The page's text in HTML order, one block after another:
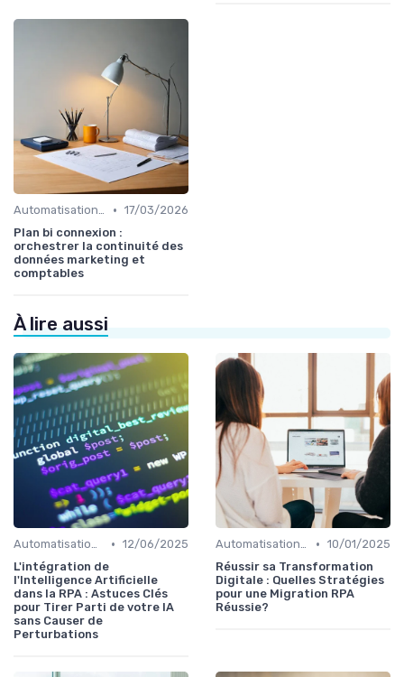
Automatisation et RPA • 17/03/2026
Plan bi connexion :
orchestrer la continuité des
données marketing et
comptables
À lire aussi
Automatisation et RPA • 12/06/2025
L'intégration de
l'Intelligence Artificielle
dans la RPA : Astuces Clés
pour Tirer Parti de votre IA
sans Causer de
Perturbations
Automatisation et RPA • 10/01/2025
Réussir sa Transformation
Digitale : Quelles Stratégies
pour une Migration RPA
Réussie?